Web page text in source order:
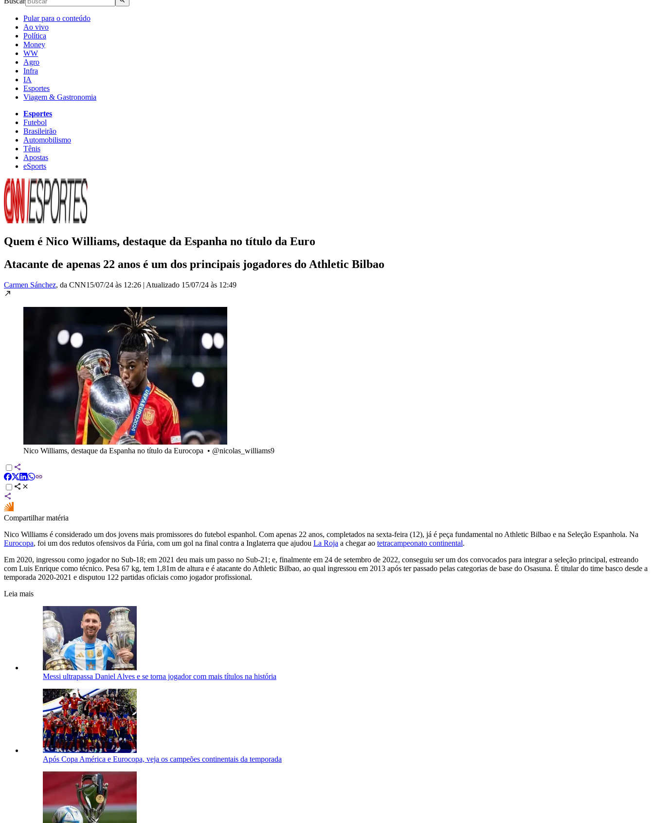
Pular para o conteúdo
Ao vivo
Política
Money
WW
Agro
Infra
IA
Esportes
Viagem & Gastronomia
Esportes
Futebol
Brasileirão
Automobilismo
Tênis
Apostas
eSports
Quem é Nico Williams, destaque da Espanha no título da Euro
Atacante de apenas 22 anos é um dos principais jogadores do Athletic Bilbao
Carmen Sánchez, da CNN15/07/24 às 12:26 | Atualizado 15/07/24 às 12:49
Nico Williams, destaque da Espanha no título da Eurocopa • @nicolas_williams9
Compartilhar matéria
Nico Williams é considerado um dos jovens mais promissores do futebol espanhol. Com apenas 22 anos, completados na sexta-feira (12), já é peça fundamental no Athletic Bilbao e na Seleção Espanhola. Na
Eurocopa, foi um dos redutos ofensivos da Fúria, com um gol na final contra a Inglaterra que ajudou La Roja a chegar ao tetracampeonato continental.
Em 2020, ingressou como jogador no Sub-18; em 2021 deu mais um passo no Sub-21; e, finalmente em 24 de setembro de 2022, conseguiu ser um dos convocados para integrar a seleção principal, estreando
com Luis Enrique como técnico. Pesa 67 kg, tem 1,81m de altura e é atacante do Athletic Bilbao, ao qual ingressou em 2013 após ter passado pelas categorias de base do Osasuna. É titular do time basco desde a
temporada 2020-2021 e disputou 122 partidas oficiais como jogador profissional.
Leia mais
Messi ultrapassa Daniel Alves e se torna jogador com mais títulos na história
Após Copa América e Eurocopa, veja os campeões continentais da temporada